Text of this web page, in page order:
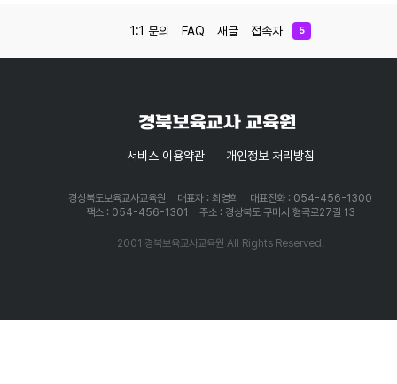
1:1 문의 FAQ 새글 접속자 5
서비스 이용약관 개인정보 처리방침
경상북도보육교사교육원 대표자 : 최영희
대표전화 : 054-456-1300
팩스 : 054-456-1301
주소 : 경상북도 구미시 형곡로27길 13
2001 경북보육교사교육원 All Rights Reserved.